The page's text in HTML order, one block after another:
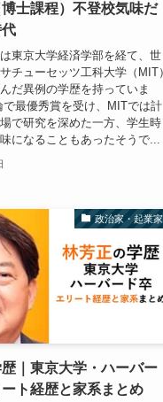
士課程）不登校気味だ
東京大学経済学部を経て、世
チューセッツ工科大学（MIT）
だ異例の学歴を持っていま
最優秀賞を受け、MITでは計
で研究を深めた一方、学生時
になることもあったそうで...
政治家・起業家
｜東京大学・ハーバー
ート経歴と家系まとめ